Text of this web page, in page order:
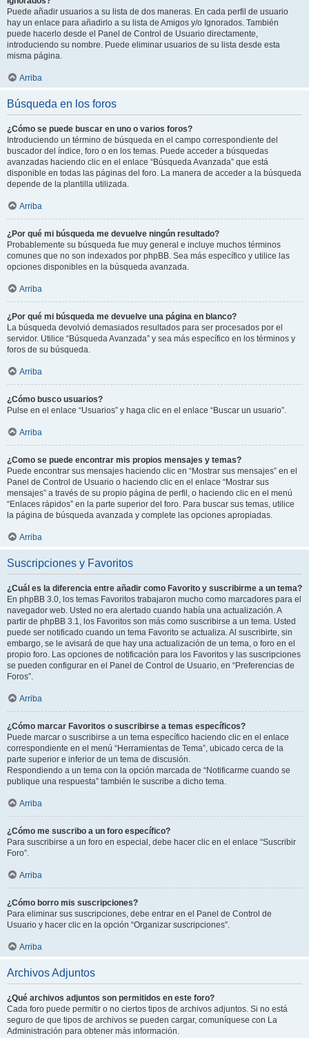
Puede añadir usuarios a su lista de dos maneras. En cada perfil de usuario
hay un enlace para añadirlo a su lista de Amigos y/o Ignorados. También
puede hacerlo desde el Panel de Control de Usuario directamente,
introduciendo su nombre. Puede eliminar usuarios de su lista desde esta
misma página.
Arriba
Búsqueda en los foros
¿Cómo se puede buscar en uno o varios foros?
Introduciendo un término de búsqueda en el campo correspondiente del
buscador del índice, foro o en los temas. Puede acceder a búsquedas
avanzadas haciendo clic en el enlace “Búsqueda Avanzada” que está
disponible en todas las páginas del foro. La manera de acceder a la búsqueda
depende de la plantilla utilizada.
Arriba
¿Por qué mi búsqueda me devuelve ningún resultado?
Probablemente su búsqueda fue muy general e incluye muchos términos
comunes que no son indexados por phpBB. Sea más específico y utilice las
opciones disponibles en la búsqueda avanzada.
Arriba
¿Por qué mi búsqueda me devuelve una página en blanco?
La búsqueda devolvió demasiados resultados para ser procesados por el
servidor. Utilice “Búsqueda Avanzada” y sea más específico en los términos y
foros de su búsqueda.
Arriba
¿Cómo busco usuarios?
Pulse en el enlace “Usuarios” y haga clic en el enlace “Buscar un usuario”.
Arriba
¿Como se puede encontrar mis propios mensajes y temas?
Puede encontrar sus mensajes haciendo clic en “Mostrar sus mensajes” en el
Panel de Control de Usuario o haciendo clic en el enlace “Mostrar sus
mensajes” a través de su propio página de perfil, o haciendo clic en el menú
“Enlaces rápidos” en la parte superior del foro. Para buscar sus temas, utilice
la página de búsqueda avanzada y complete las opciones apropiadas.
Arriba
Suscripciones y Favoritos
¿Cuál es la diferencia entre añadir como Favorito y suscribirme a un tema?
En phpBB 3.0, los temas Favoritos trabajaron mucho como marcadores para el
navegador web. Usted no era alertado cuando había una actualización. A
partir de phpBB 3.1, los Favoritos son más como suscribirse a un tema. Usted
puede ser notificado cuando un tema Favorito se actualiza. Al suscribirte, sin
embargo, se le avisará de que hay una actualización de un tema, o foro en el
propio foro. Las opciones de notificación para los Favoritos y las suscripciones
se pueden configurar en el Panel de Control de Usuario, en “Preferencias de
Foros”.
Arriba
¿Cómo marcar Favoritos o suscribirse a temas específicos?
Puede marcar o suscribirse a un tema específico haciendo clic en el enlace
correspondiente en el menú “Herramientas de Tema”, ubicado cerca de la
parte superior e inferior de un tema de discusión.
Respondiendo a un tema con la opción marcada de “Notificarme cuando se
publique una respuesta” también le suscribe a dicho tema.
Arriba
¿Cómo me suscribo a un foro específico?
Para suscribirse a un foro en especial, debe hacer clic en el enlace “Suscribir
Foro”.
Arriba
¿Cómo borro mis suscripciones?
Para eliminar sus suscripciones, debe entrar en el Panel de Control de
Usuario y hacer clic en la opción “Organizar suscripciones”.
Arriba
Archivos Adjuntos
¿Qué archivos adjuntos son permitidos en este foro?
Cada foro puede permitir o no ciertos tipos de archivos adjuntos. Si no está
seguro de que tipos de archivos se pueden cargar, comuníquese con La
Administración para obtener más información.